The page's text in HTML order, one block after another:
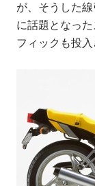
が、そうした
に話題となっ
フィックも投入